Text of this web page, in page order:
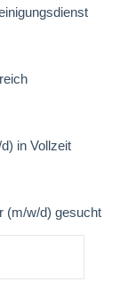
in Vollzeit
(m/w/d) gesucht